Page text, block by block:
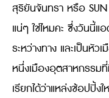
สุริยันจันทรา หรือ SUN
แน่ๆ ใช่ไหมคะ ซึ่งวันนี้แ
ระหว่างทาง และเป็นหั
หนึ่งเมืองอุตสาหกรรมที่
เรียกได้ว่าแหล่งช้อปปิ้